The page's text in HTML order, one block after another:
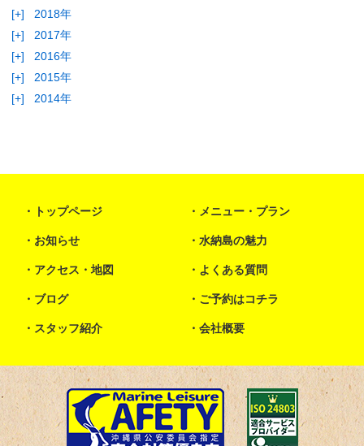
[+]
2018年
[+]
2017年
[+]
2016年
[+]
2015年
[+]
2014年
トップページ メニュー・プラン
お知らせ 水納島の魅力
アクセス・地図 よくある質問
ブログ ご予約はコチラ
スタッフ紹介 会社概要